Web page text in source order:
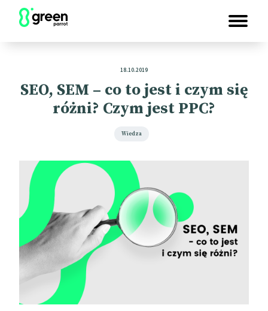
18.10.2019
SEO, SEM – co to jest i czym się
różni? Czym jest PPC?
Wiedza